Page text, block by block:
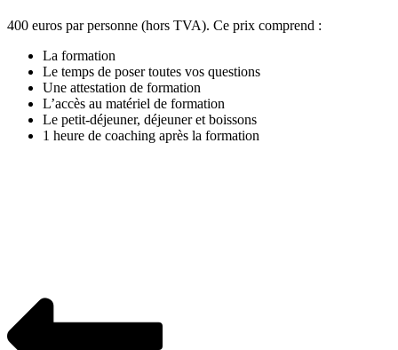
400 euros par personne (hors TVA). Ce prix comprend :
La formation
Le temps de poser toutes vos questions
Une attestation de formation
L’accès au matériel de formation
Le petit-déjeuner, déjeuner et boissons
1 heure de coaching après la formation